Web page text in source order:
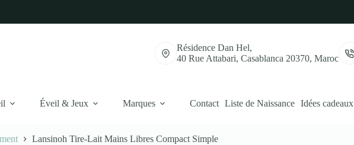
Résidence Dan Hel,
40 Rue Attabari, Casablanca 20370, Maroc
Éveil & Jeux Marques Contact Liste de Naissance Idées cadeaux
Lansinoh Tire-Lait Mains Libres Compact Simple